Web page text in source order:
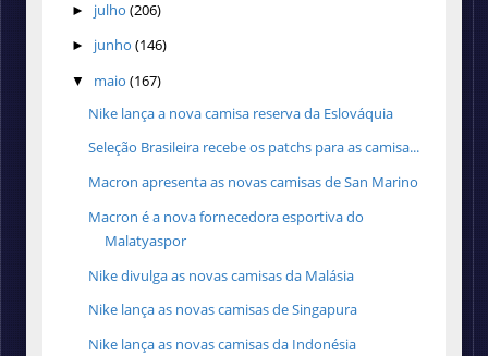
► julho (206)
► junho (146)
▼ maio (167)
Nike lança a nova camisa reserva da Eslováquia
Seleção Brasileira recebe os patchs para as camisa...
Macron apresenta as novas camisas de San Marino
Macron é a nova fornecedora esportiva do
Malatyaspor
Nike divulga as novas camisas da Malásia
Nike lança as novas camisas de Singapura
Nike lança as novas camisas da Indonésia